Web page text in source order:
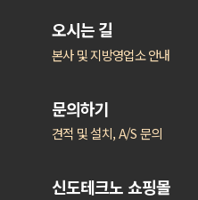
오시는 길
본사 및 지방영업소 안내
문의하기
견적 및 설치, A/S 문의
신도테크노 쇼핑몰